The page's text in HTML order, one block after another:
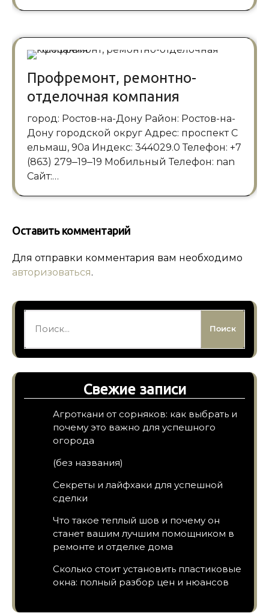
Профремонт, ремонтно-
отделочная компания
город: Ростов-на-Дону Район: Ростов-на-
Дону городской округ Адрес: проспект С
ельмаш, 90а Индекс: 344029.0 Телефон: +7
(863) 279‒19‒19 Мобильный Телефон: nan
Сайт:…
Оставить комментарий
Для отправки комментария вам необходимо
авторизоваться.
Свежие записи
Агроткани от сорняков: как выбрать и
почему это важно для успешного
огорода
(без названия)
Секреты и лайфхаки для успешной
сделки
Что такое теплый шов и почему он
станет вашим лучшим помощником в
ремонте и отделке дома
Сколько стоит установить пластиковые
окна: полный разбор цен и нюансов